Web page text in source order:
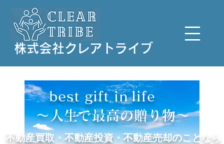
株式会社クレアトライブ
best gift in life
～人生で最高の贈り物～
不動産買取・不動産投資・不動産売却のことなら